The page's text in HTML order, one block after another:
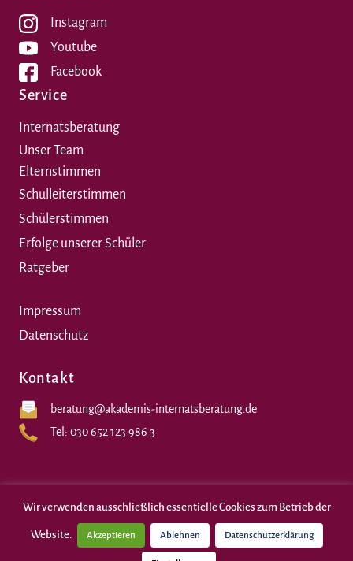
Instagram
Youtube
Facebook
Service
Internatsberatung
Unser Team
Elternstimmen
Schulleiterstimmen
Schülerstimmen
Erfolge unserer Schüler
Ratgeber
Impressum
Datenschutz
Kontakt
beratung@akademis-internatsberatung.de
Tel: 030 652 123 986 3
Akademis Internatsberatung GmbH © 2026
Wir verwenden ausschließlich essentielle Cookies zum Betrieb der
Website. Akzeptieren Ablehnen Datenschutzerklärung